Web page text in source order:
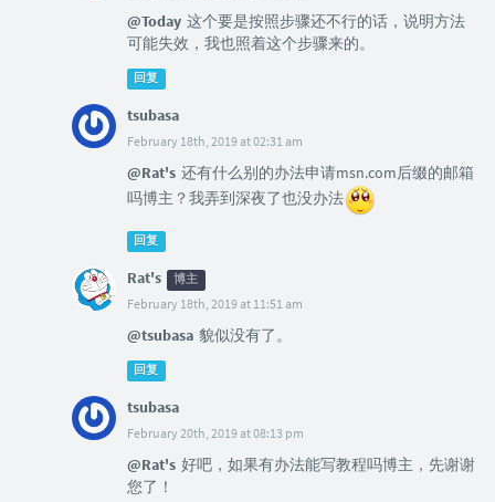
@Today 这个要是按照步骤还不行的话，说明方法
可能失效，我也照着这个步骤来的。
回复
tsubasa
February 18th, 2019 at 02:31 am
@Rat's 还有什么别的办法申请msn.com后缀的邮箱
吗博主？我弄到深夜了也没办法
回复
Rat's 博主
February 18th, 2019 at 11:51 am
@tsubasa 貌似没有了。
回复
tsubasa
February 20th, 2019 at 08:13 pm
@Rat's 好吧，如果有办法能写教程吗博主，先谢谢
您了！